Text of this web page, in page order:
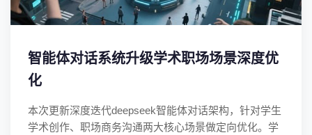
智能体对话系统升级学术职场场景深度优
化
本次更新深度迭代deepseek智能体对话架构，针对学生
学术创作、职场商务沟通两大核心场景做定向优化。学